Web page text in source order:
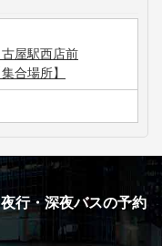
屋駅西店前
合場所】
行・深夜バスの予約